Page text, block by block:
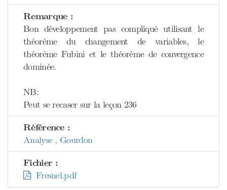
Remarque :
Bon développement pas compliqué utilisant le
théorème du changement de variables, le
théorème Fubini et le théorème de convergence
dominée.
NB:
Peut se recaser sur la leçon 236
Référence :
Analyse , Gourdon
Fichier :
Fresnel.pdf